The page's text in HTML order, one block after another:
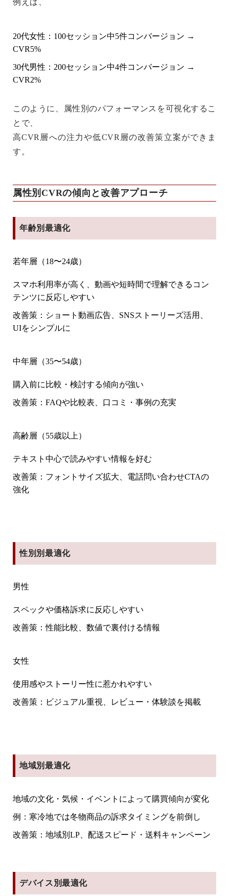
20代女性：100セッション中5件コンバージョン →
CVR5%
30代男性：200セッション中4件コンバージョン →
CVR2%
このように、属性別のパフォーマンスを可視化するこ
とで、
高CVR層への注力や低CVR層の改善策立案ができま
す。
属性別CVRの傾向と改善アプローチ
年齢別最適化
若年層（18〜24歳）
スマホ利用率が高く、動画や短時間で理解できるコン
テンツに反応しやすい
改善策：ショート動画広告、SNSストーリーズ活用、
UIをシンプルに
中年層（35〜54歳）
購入前に比較・検討する傾向が強い
改善策：FAQや比較表、口コミ・事例の充実
高齢層（55歳以上）
テキスト中心で読みやすい情報を好む
改善策：フォントサイズ拡大、電話問い合わせCTAの
強化
性別別最適化
男性
スペックや価格訴求に反応しやすい
改善策：性能比較、数値で裏付ける情報
女性
使用感やストーリー性に惹かれやすい
改善策：ビジュアル重視、レビュー・体験談を掲載
地域別最適化
地域の文化・気候・イベントによって購買傾向が変化
例：寒冷地では冬物商品の訴求タイミングを前倒し
改善策：地域別LP、配送スピード・送料キャンペーン
デバイス別最適化